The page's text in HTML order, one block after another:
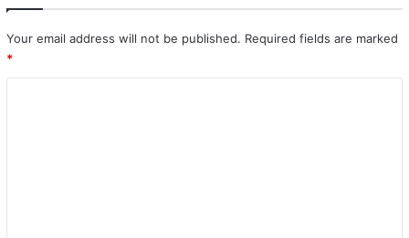
Your email address will not be published. Required fields are marked
*